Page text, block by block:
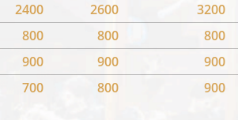
2400 2600
3200
800 800
800
900 900
900
700 800 900